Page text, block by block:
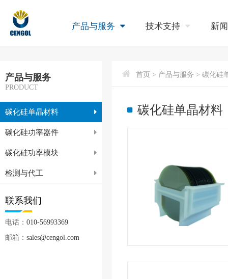
产品与服务 技术支持 新
产品与服务
PRODUCT
碳化硅单晶材料
碳化硅功率器件
碳化硅功率模块
检测与代工
联系我们
电话： 010-56993369
邮箱： sales@cengol.com
首页 > 产品与服务 > 碳化硅
碳化硅单晶材料